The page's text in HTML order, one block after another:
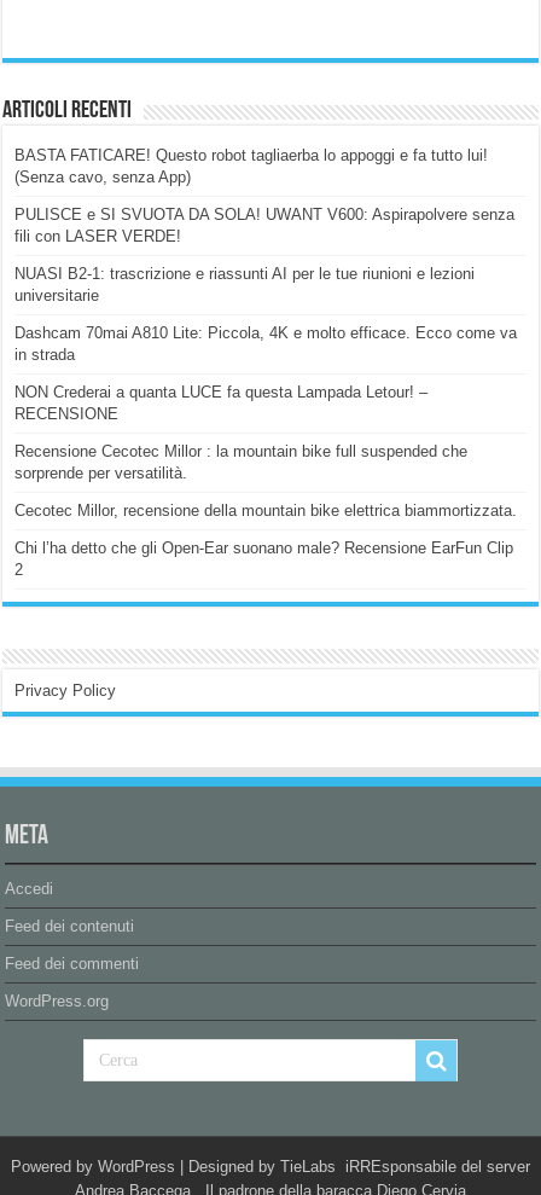
Articoli Recenti
BASTA FATICARE! Questo robot tagliaerba lo appoggi e fa tutto lui!
(Senza cavo, senza App)
PULISCE e SI SVUOTA DA SOLA! UWANT V600: Aspirapolvere senza
fili con LASER VERDE!
NUASI B2-1: trascrizione e riassunti AI per le tue riunioni e lezioni
universitarie
Dashcam 70mai A810 Lite: Piccola, 4K e molto efficace. Ecco come va
in strada
NON Crederai a quanta LUCE fa questa Lampada Letour! –
RECENSIONE
Recensione Cecotec Millor : la mountain bike full suspended che
sorprende per versatilità.
Cecotec Millor, recensione della mountain bike elettrica biammortizzata.
Chi l’ha detto che gli Open-Ear suonano male? Recensione EarFun Clip
2
Privacy Policy
Meta
Accedi
Feed dei contenuti
Feed dei commenti
WordPress.org
Powered by WordPress | Designed by TieLabs iRREsponsabile del server
Andrea Baccega Il padrone della baracca Diego Cervia